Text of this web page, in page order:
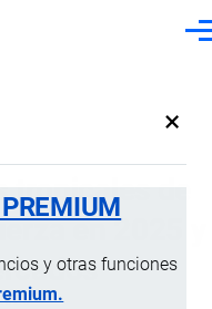
×
y otras funciones
de
en 2025 y